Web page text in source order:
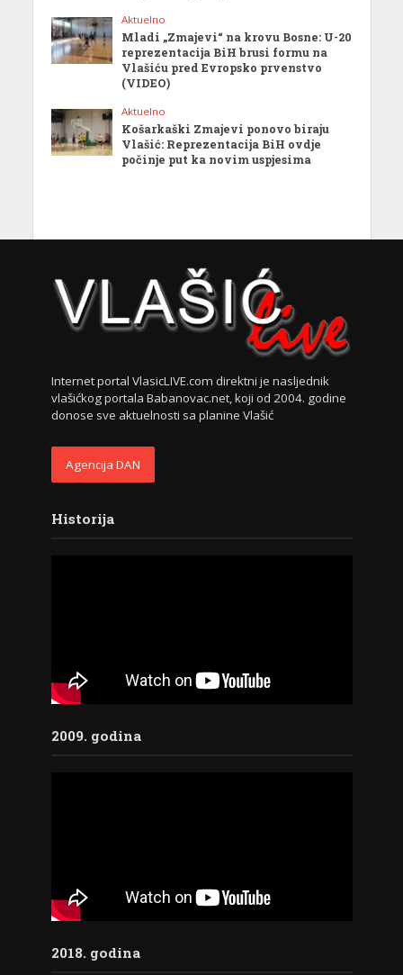
Aktuelno
Mladi „Zmajevi“ na krovu Bosne: U-20
reprezentacija BiH brusi formu na
Vlašiću pred Evropsko prvenstvo
(VIDEO)
Aktuelno
Košarkaški Zmajevi ponovo biraju
Vlašić: Reprezentacija BiH ovdje
počinje put ka novim uspjesima
Internet portal VlasicLIVE.com direktni je nasljednik
vlašićkog portala Babanovac.net, koji od 2004. godine
donose sve aktuelnosti sa planine Vlašić
Agencija DAN
Historija
2009. godina
2018. godina